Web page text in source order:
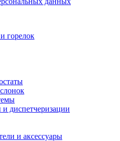
горелок
диспетчеризации
и аксессуары